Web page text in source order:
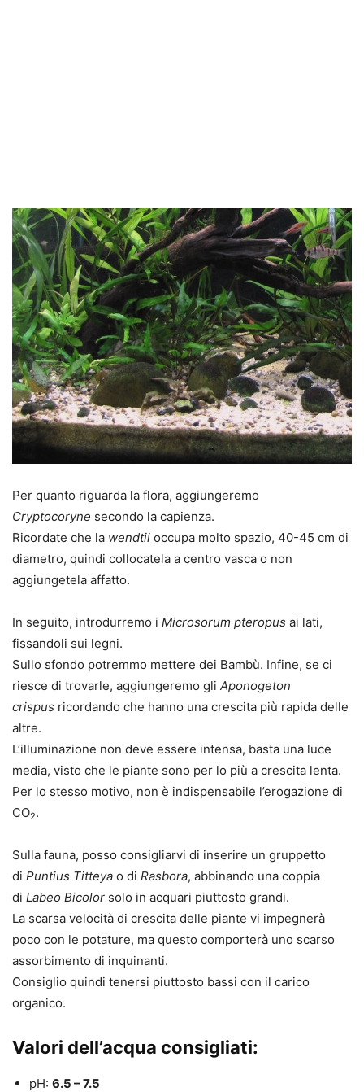
Per quanto riguarda la flora, aggiungeremo
Cryptocoryne secondo la capienza.
Ricordate che la wendtii occupa molto spazio, 40-45 cm di
diametro, quindi collocatela a centro vasca o non
aggiungetela affatto.
In seguito, introdurremo i Microsorum pteropus ai lati,
fissandoli sui legni.
Sullo sfondo potremmo mettere dei Bambù. Infine, se ci
riesce di trovarle, aggiungeremo gli Aponogeton
crispus ricordando che hanno una crescita più rapida delle
altre.
L’illuminazione non deve essere intensa, basta una luce
media, visto che le piante sono per lo più a crescita lenta.
Per lo stesso motivo, non è indispensabile l’erogazione di
CO2.
Sulla fauna, posso consigliarvi di inserire un gruppetto
di Puntius Titteya o di Rasbora, abbinando una coppia
di Labeo Bicolor solo in acquari piuttosto grandi.
La scarsa velocità di crescita delle piante vi impegnerà
poco con le potature, ma questo comporterà uno scarso
assorbimento di inquinanti.
Consiglio quindi tenersi piuttosto bassi con il carico
organico.
Valori dell’acqua consigliati:
pH: 6.5 – 7.5